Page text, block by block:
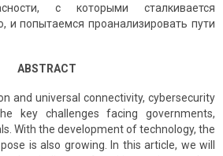
с которыми сталкивается
и попытаемся проанализировать пути
ABSTRACT
and universal connectivity, cybersecurity
key challenges facing governments,
With the development of technology, the
is also growing. In this article, we will